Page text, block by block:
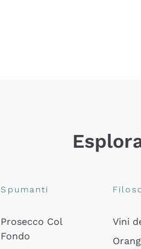
Spumanti
Prosecco Col
Fondo
Vini